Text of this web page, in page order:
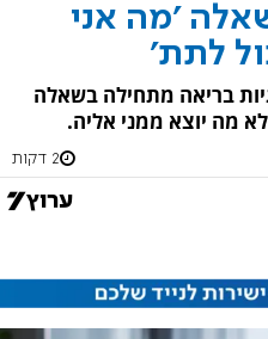
'מה אני
לתת'
בריאה מתחילה בשאלה
מה יוצא ממני אליה.
2 דקות